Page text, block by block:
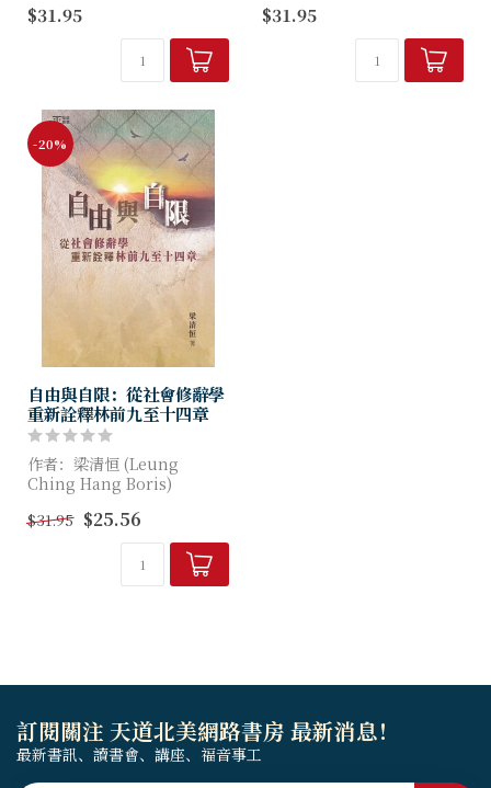
的篇幅不多，但重要性不比希
伯來文低，耶穌基督也是說亞
蘭文的。其實用亞蘭文寫成的
文獻比希伯來文更廣，流通的
$31.95
報章細心閱讀，但要以聖經去
解讀報章。」作為資深的城巿
工作者，柏祺教授在本書中按
著整本聖經的來...
$31.95
-20%
自由與自限：從社會修辭學
重新詮釋林前九至十四章
作者：梁清恒 (Leung
Ching Hang Boris)
很多人認為，林前9章是討論
吃祭偶像之物的題外話，或保
羅是為自己的使徒權柄作辯
護，以確立隨後...
$31.95 $25.56
訂閱關注 天道北美網路書房 最新消息！
最新書訊、讀書會、講座、福音事工